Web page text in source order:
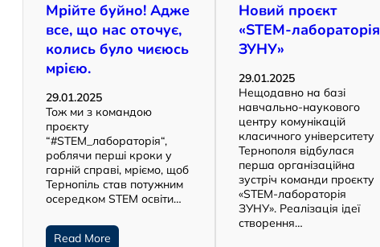
Мрійте буйно! Адже
все, що нас оточує,
колись було чиєюсь
мрією.
29.01.2025
Тож ми з командою
проєкту
“#STEM_лабораторія“,
роблячи перші кроки у
гарній справі, мріємо, щоб
Тернопіль став потужним
осередком STEM освіти…
Read More
Новий проєкт
«STEM-лабораторія
ЗУНУ»
29.01.2025
Нещодавно на базі
навчально-наукового
центру комунікацій
класичного університету
Тернополя відбулася
перша організаційна
зустріч команди проєкту
«STEM-лабораторія
ЗУНУ». Реалізація ідеї
створення…